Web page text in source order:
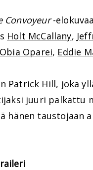
Convoyeur-
Holt McCallany,
Oparei, Eddie
Patrick Hill, joka
juuri palkattu
hänen taustojaan